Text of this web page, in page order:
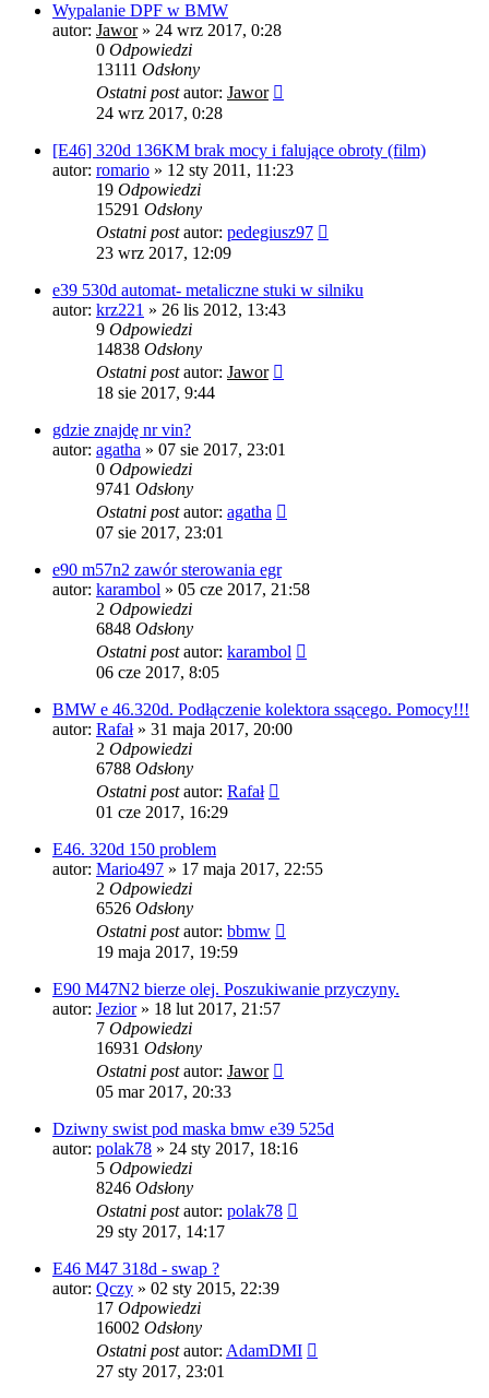
Wypalanie DPF w BMW
autor: Jawor» 24 wrz 2017, 0:28
0 Odpowiedzi
13111 Odsłony
Ostatni postautor: Jawor
24 wrz 2017, 0:28
[E46] 320d 136KM brak mocy i falujące obroty (film)
autor: romario » 12 sty 2011, 11:23
19 Odpowiedzi
15291 Odsłony
Ostatni postautor: pedegiusz97
23 wrz 2017, 12:09
e39 530d automat- metaliczne stuki w silniku
autor: krz221 » 26 lis 2012, 13:43
9 Odpowiedzi
14838 Odsłony
Ostatni postautor: Jawor
18 sie 2017, 9:44
gdzie znajdę nr vin?
autor: agatha » 07 sie 2017, 23:01
0 Odpowiedzi
9741 Odsłony
Ostatni postautor: agatha
07 sie 2017, 23:01
e90 m57n2 zawór sterowania egr
autor: karambol » 05 cze 2017, 21:58
2 Odpowiedzi
6848 Odsłony
Ostatni postautor: karambol
06 cze 2017, 8:05
BMW e 46.320d. Podłączenie kolektora ssącego. Pomocy!!!
autor: Rafał» 31 maja 2017, 20:00
2 Odpowiedzi
6788 Odsłony
Ostatni postautor: Rafał
01 cze 2017, 16:29
E46. 320d 150 problem
autor: Mario497 » 17 maja 2017, 22:55
2 Odpowiedzi
6526 Odsłony
Ostatni postautor: bbmw
19 maja 2017, 19:59
E90 M47N2 bierze olej. Poszukiwanie przyczyny.
autor: Jezior» 18 lut 2017, 21:57
7 Odpowiedzi
16931 Odsłony
Ostatni postautor: Jawor
05 mar 2017, 20:33
Dziwny swist pod maska bmw e39 525d
autor: polak78 » 24 sty 2017, 18:16
5 Odpowiedzi
8246 Odsłony
Ostatni postautor: polak78
29 sty 2017, 14:17
E46 M47 318d - swap ?
autor: Qczy » 02 sty 2015, 22:39
17 Odpowiedzi
16002 Odsłony
Ostatni postautor: AdamDMI
27 sty 2017, 23:01